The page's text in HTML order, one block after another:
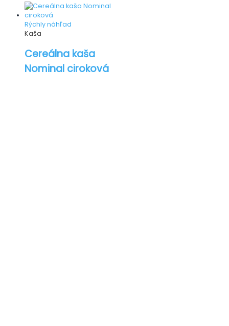
Rýchly náhľad
Kaša
Cereálna kaša
Nominal ciroková